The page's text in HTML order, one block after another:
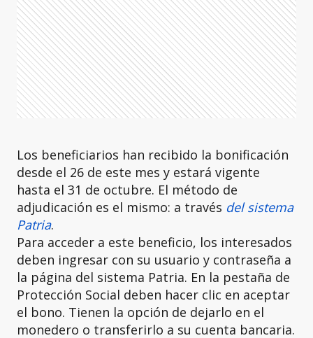
Los beneficiarios han recibido la bonificación
desde el 26 de este mes y estará vigente
hasta el 31 de octubre. El método de
adjudicación es el mismo: a través del sistema
Patria.
Para acceder a este beneficio, los interesados
deben ingresar con su usuario y contraseña a
la página del sistema Patria. En la pestaña de
Protección Social deben hacer clic en aceptar
el bono. Tienen la opción de dejarlo en el
monedero o transferirlo a su cuenta bancaria.